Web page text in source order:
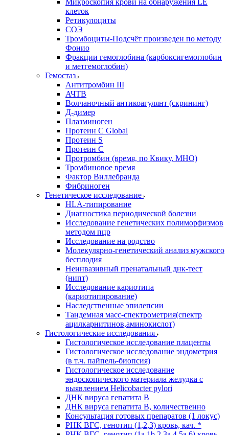
Микроскопия крови на обнаружения LE
клеток
Ретикулоциты
СОЭ
Тромбоциты-Подсчёт произведен по методу
Фонио
Фракции гемоглобина (карбоксигемоглобин
и метгемоглобин)
Гемостаз
Антитромбин III
АЧТВ
Волчаночный антикоагулянт (скрининг)
Д-димер
Плазминоген
Протеин C Global
Протеин S
Протеин С
Протромбин (время, по Квику, МНО)
Тромбиновое время
Фактор Виллебранда
Фибриноген
Генетическое исследование
HLA-типирование
Диагностика периодической болезни
Исследование генетических полиморфизмов
методом пцр
Исследование на родство
Молекулярно-генетический анализ мужского
бесплодия
Неинвазивный пренатальный днк-тест
(нипт)
Исследование кариотипа
(кариотипирование)
Наследственные эпилепсии
Тандемная масс-спектрометрия(спектр
ацилкарнитинов,аминокислот)
Гистологические исследования
Гистологическое исследование плаценты
Гистологическое исследование эндометрия
(в т.ч. пайпель-биопсия)
Гистологическое исследование
эндоскопического материала желудка с
выявлением Helicobacter pylori
ДНК вируса гепатита B
ДНК вируса гепатита B, количественно
Консультация готовых препаратов (1 локус)
РНК ВГC, генотип (1,2,3) кровь, кач. *